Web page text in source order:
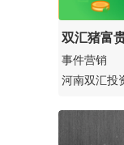
双汇猪富
事件营销
河南双汇投